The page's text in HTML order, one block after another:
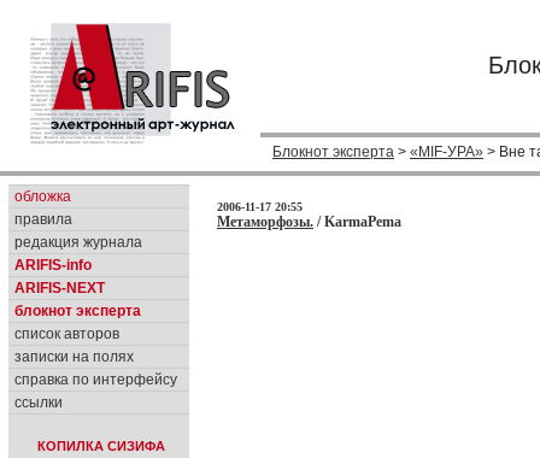
Блокнот эксперта > «MIF-УРА» > Вне
обложка
правила
редакция журнала
ARIFIS-info
ARIFIS-NEXT
блокнот эксперта
список авторов
записки на полях
справка по интерфейсу
ссылки
КОПИЛКА СИЗИФА
2006-11-17 20:55
Метаморфозы. / KarmaPema